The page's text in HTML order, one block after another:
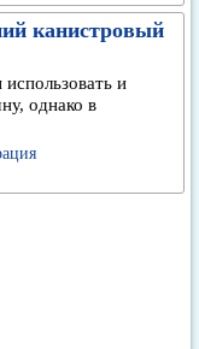
канистровый
и
однако в